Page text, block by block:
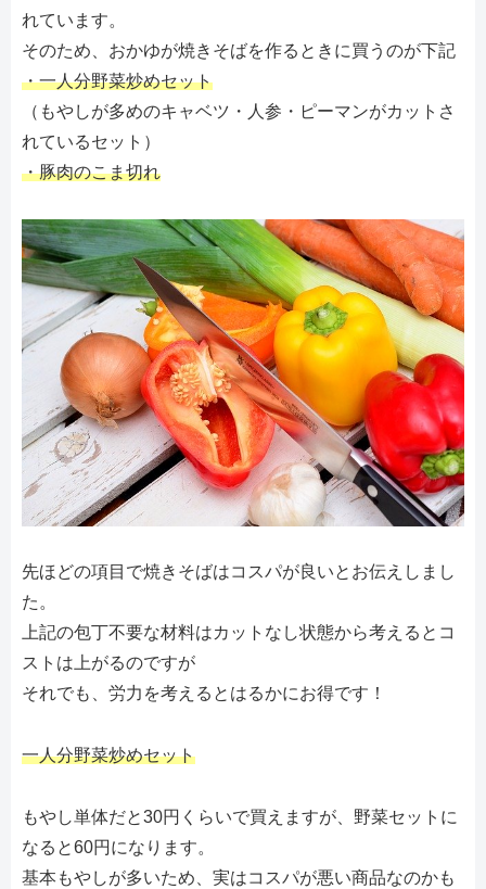
れています。
そのため、おかゆが焼きそばを作るときに買うのが下記
・一人分野菜炒めセット
（もやしが多めのキャベツ・人参・ピーマンがカットさ
れているセット）
・豚肉のこま切れ
先ほどの項目で焼きそばはコスパが良いとお伝えしまし
た。
上記の包丁不要な材料はカットなし状態から考えるとコ
ストは上がるのですが
それでも、労力を考えるとはるかにお得です！
一人分野菜炒めセット
もやし単体だと30円くらいで買えますが、野菜セットに
なると60円になります。
基本もやしが多いため、実はコスパが悪い商品なのかも